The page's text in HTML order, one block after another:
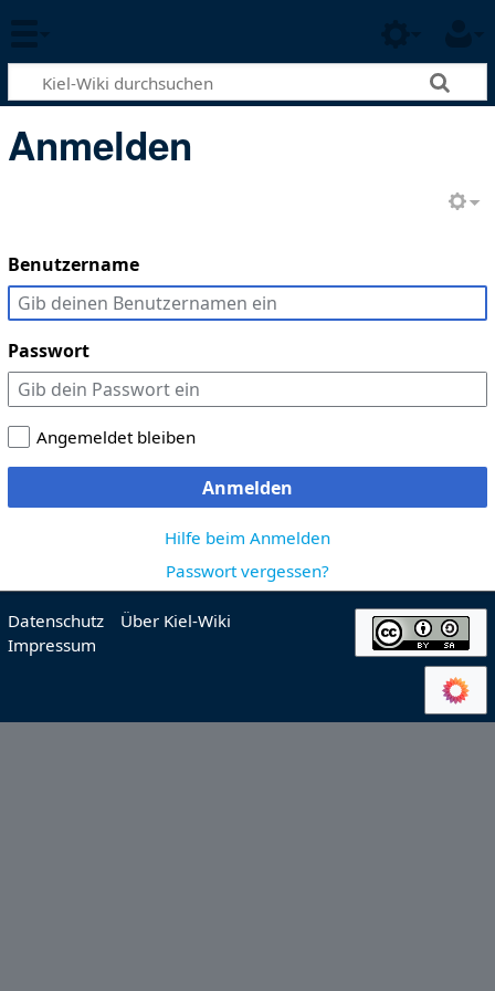
Anmelden
Benutzername
Passwort
Angemeldet bleiben
Anmelden
Hilfe beim Anmelden
Passwort vergessen?
Datenschutz
Über Kiel-Wiki
Impressum